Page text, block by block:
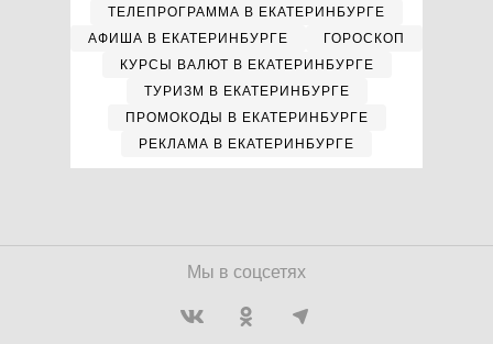
ТЕЛЕПРОГРАММА В ЕКАТЕРИНБУРГЕ
АФИША В ЕКАТЕРИНБУРГЕ
ГОРОСКОП
КУРСЫ ВАЛЮТ В ЕКАТЕРИНБУРГЕ
ТУРИЗМ В ЕКАТЕРИНБУРГЕ
ПРОМОКОДЫ В ЕКАТЕРИНБУРГЕ
РЕКЛАМА В ЕКАТЕРИНБУРГЕ
Мы в соцсетях